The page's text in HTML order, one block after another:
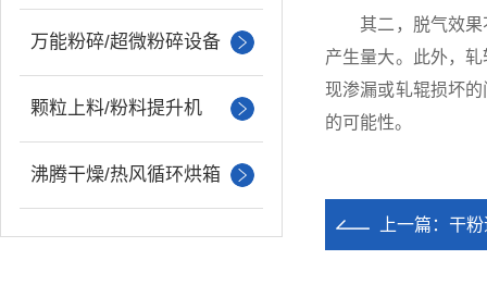
万能粉碎/超微粉碎设备
颗粒上料/粉料提升机
沸腾干燥/热风循环烘箱
其二，脱气效果
产生量大。此外，
现渗漏或轧辊损坏
的可能性。
上一篇： 干